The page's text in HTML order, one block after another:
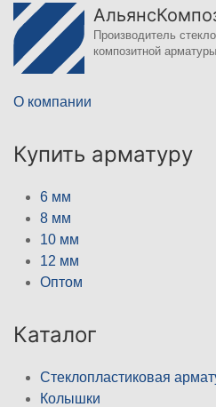
Производитель
композитной арматуры
О компании
Купить арматуру
6 мм
8 мм
10 мм
12 мм
Оптом
Каталог
Стеклопластиковая
Колышки